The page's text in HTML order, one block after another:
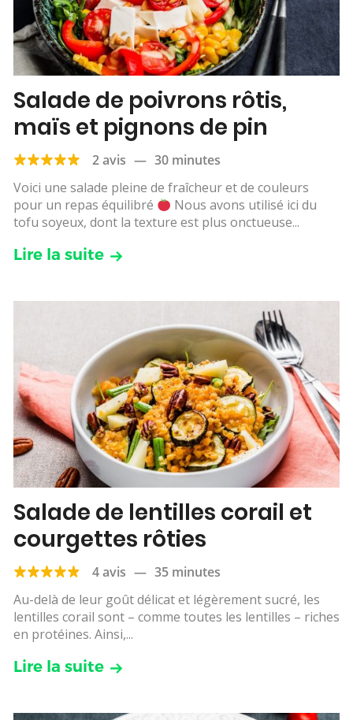
Salade de poivrons rôtis,
maïs et pignons de pin
2 avis — 30 minutes
Voici une salade pleine de fraîcheur et de couleurs
pour un repas équilibré
Nous avons utilisé ici du
tofu soyeux, dont la texture est plus onctueuse...
Lire la suite
Salade de lentilles corail et
courgettes rôties
4 avis — 35 minutes
Au-delà de leur goût délicat et légèrement sucré, les
lentilles corail sont – comme toutes les lentilles – riches
en protéines. Ainsi,...
Lire la suite